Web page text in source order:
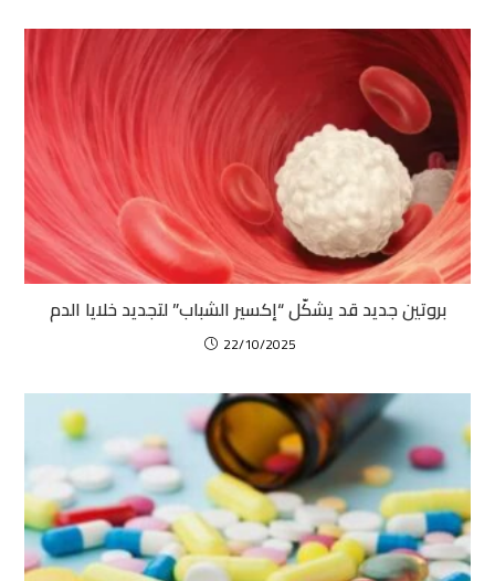
بروتين جديد قد يشكّل “إكسير الشباب” لتجديد خلايا الدم
22/10/2025